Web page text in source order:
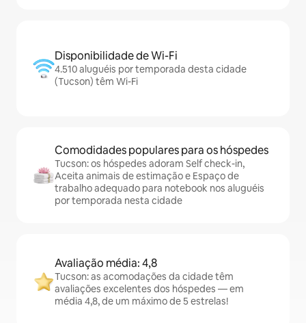
Disponibilidade de Wi-Fi
4.510 aluguéis por temporada desta cidade
(Tucson) têm Wi-Fi
Comodidades populares para os hóspedes
Tucson: os hóspedes adoram Self check-in,
Aceita animais de estimação e Espaço de
trabalho adequado para notebook nos aluguéis
por temporada nesta cidade
Avaliação média: 4,8
Tucson: as acomodações da cidade têm
avaliações excelentes dos hóspedes — em
média 4,8, de um máximo de 5 estrelas!